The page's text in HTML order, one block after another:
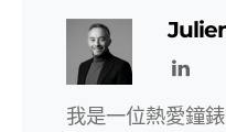
我是一位熱愛鐘